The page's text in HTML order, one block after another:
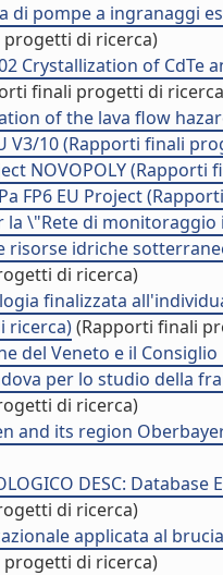
di pompe a ingranaggi
di ricerca)
Crystallization of
finali progetti di
of the lava flow
V3/10 (Rapporti finali
NOVOPOLY
FP6 EU Project
la \"Rete di
risorse idriche
di ricerca)
finalizzata
ricerca)(Rapporti finali
del Veneto e il
per lo studio della
di ricerca)
and its region
DESC:
di ricerca)
applicata al
di ricerca)